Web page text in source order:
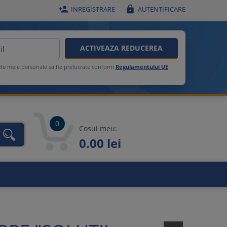
 INREGISTRARE  AUTENTIFICARE
ACTIVEAZA REDUCEREA
mele personale sa fie prelucrate conform Regulamentului UE
0
Cosul meu:
0.00 lei